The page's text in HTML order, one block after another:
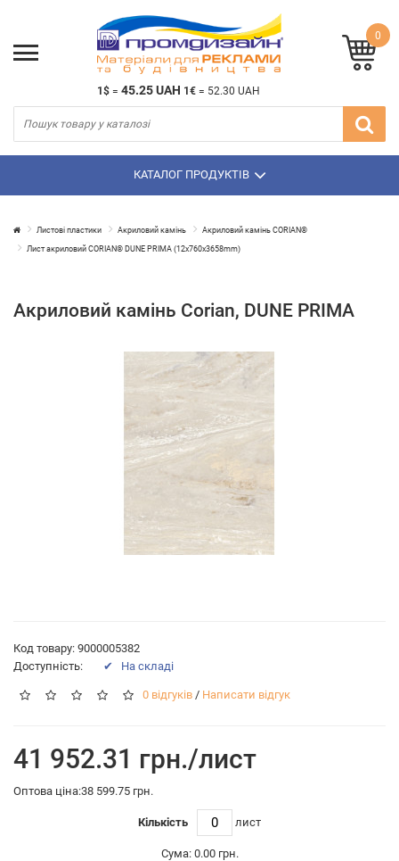
1$ = 45.25 UAH 1€ = 52.30 UAH
0
КАТАЛОГ ПРОДУКТІВ
Листові пластики Акриловий камінь Акриловий камінь CORIAN®
Лист акриловий CORIAN® DUNE PRIMA (12х760х3658mm)
Акриловий камінь Corian, DUNE PRIMA
Код товару: 9000005382
Доступність:
✔ На складі
0 відгуків / Написати відгук
41 952.31 грн./лист
Оптова ціна:38 599.75 грн.
Кількість лист
Сума: 0.00 грн.